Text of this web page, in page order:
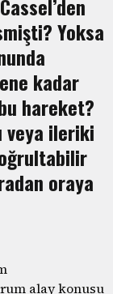
Yoksa
kadar
hareket?
veya ileriki
oraya
alay konusu